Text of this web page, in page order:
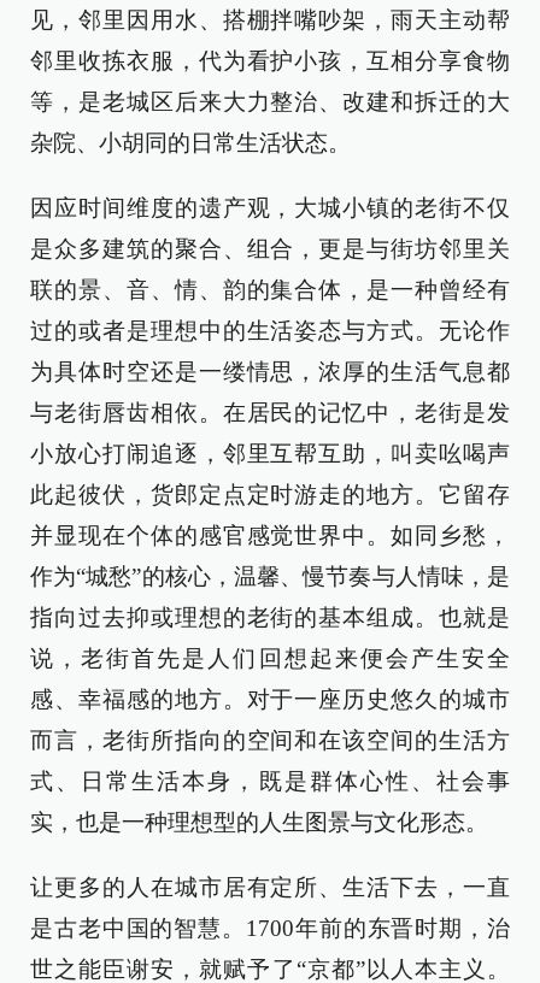
见，邻里因用水、搭棚拌嘴吵架，雨天主动帮
邻里收拣衣服，代为看护小孩，互相分享食物
等，是老城区后来大力整治、改建和拆迁的大
杂院、小胡同的日常生活状态。
因应时间维度的遗产观，大城小镇的老街不仅
是众多建筑的聚合、组合，更是与街坊邻里关
联的景、音、情、韵的集合体，是一种曾经有
过的或者是理想中的生活姿态与方式。无论作
为具体时空还是一缕情思，浓厚的生活气息都
与老街唇齿相依。在居民的记忆中，老街是发
小放心打闹追逐，邻里互帮互助，叫卖吆喝声
此起彼伏，货郎定点定时游走的地方。它留存
并显现在个体的感官感觉世界中。如同乡愁，
作为“城愁”的核心，温馨、慢节奏与人情味，是
指向过去抑或理想的老街的基本组成。也就是
说，老街首先是人们回想起来便会产生安全
感、幸福感的地方。对于一座历史悠久的城市
而言，老街所指向的空间和在该空间的生活方
式、日常生活本身，既是群体心性、社会事
实，也是一种理想型的人生图景与文化形态。
让更多的人在城市居有定所、生活下去，一直
是古老中国的智慧。1700年前的东晋时期，治
世之能臣谢安，就赋予了“京都”以人本主义。